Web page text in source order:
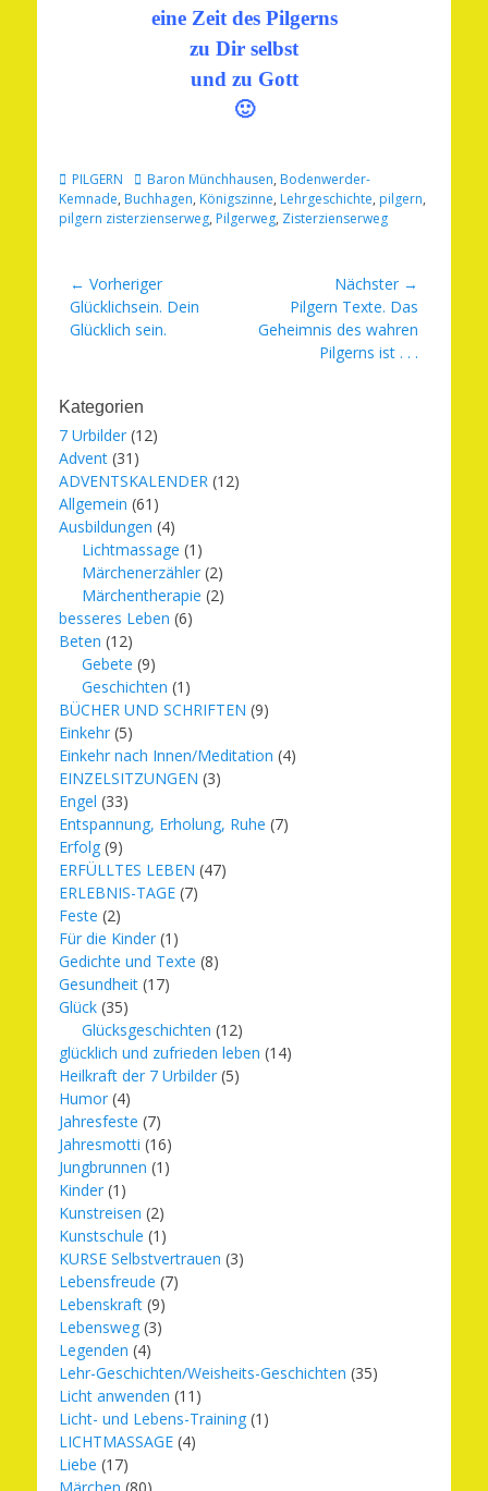
eine Zeit des Pilgerns
zu Dir selbst
und zu Gott
🙂
Kategorien
PILGERN Schlagworte
Baron Münchhausen, Bodenwerder-
Kemnade, Buchhagen, Königszinne, Lehrgeschichte, pilgern,
pilgern zisterzienserweg, Pilgerweg, Zisterzienserweg
Beitragsnavigation
← Vorheriger
Vorheriger
Beitrag:
Glücklichsein. Dein
Glücklich sein.
Nächster →
Nächster
Beitrag:
Pilgern Texte. Das
Geheimnis des wahren
Pilgerns ist . . .
Kategorien
7 Urbilder (12)
Advent (31)
ADVENTSKALENDER (12)
Allgemein (61)
Ausbildungen (4)
Lichtmassage (1)
Märchenerzähler (2)
Märchentherapie (2)
besseres Leben (6)
Beten (12)
Gebete (9)
Geschichten (1)
BÜCHER UND SCHRIFTEN (9)
Einkehr (5)
Einkehr nach Innen/Meditation (4)
EINZELSITZUNGEN (3)
Engel (33)
Entspannung, Erholung, Ruhe (7)
Erfolg (9)
ERFÜLLTES LEBEN (47)
ERLEBNIS-TAGE (7)
Feste (2)
Für die Kinder (1)
Gedichte und Texte (8)
Gesundheit (17)
Glück (35)
Glücksgeschichten (12)
glücklich und zufrieden leben (14)
Heilkraft der 7 Urbilder (5)
Humor (4)
Jahresfeste (7)
Jahresmotti (16)
Jungbrunnen (1)
Kinder (1)
Kunstreisen (2)
Kunstschule (1)
KURSE Selbstvertrauen (3)
Lebensfreude (7)
Lebenskraft (9)
Lebensweg (3)
Legenden (4)
Lehr-Geschichten/Weisheits-Geschichten (35)
Licht anwenden (11)
Licht- und Lebens-Training (1)
LICHTMASSAGE (4)
Liebe (17)